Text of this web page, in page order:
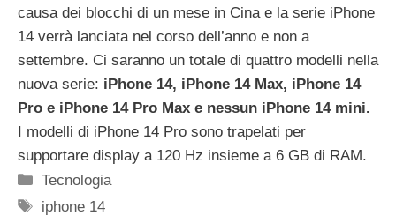
causa dei blocchi di un mese in Cina e la serie iPhone
14 verrà lanciata nel corso dell’anno e non a
settembre. Ci saranno un totale di quattro modelli nella
nuova serie: iPhone 14, iPhone 14 Max, iPhone 14
Pro e iPhone 14 Pro Max e nessun iPhone 14 mini.
I modelli di iPhone 14 Pro sono trapelati per
supportare display a 120 Hz insieme a 6 GB di RAM.
Categorie
Tecnologia
Tag
iphone 14